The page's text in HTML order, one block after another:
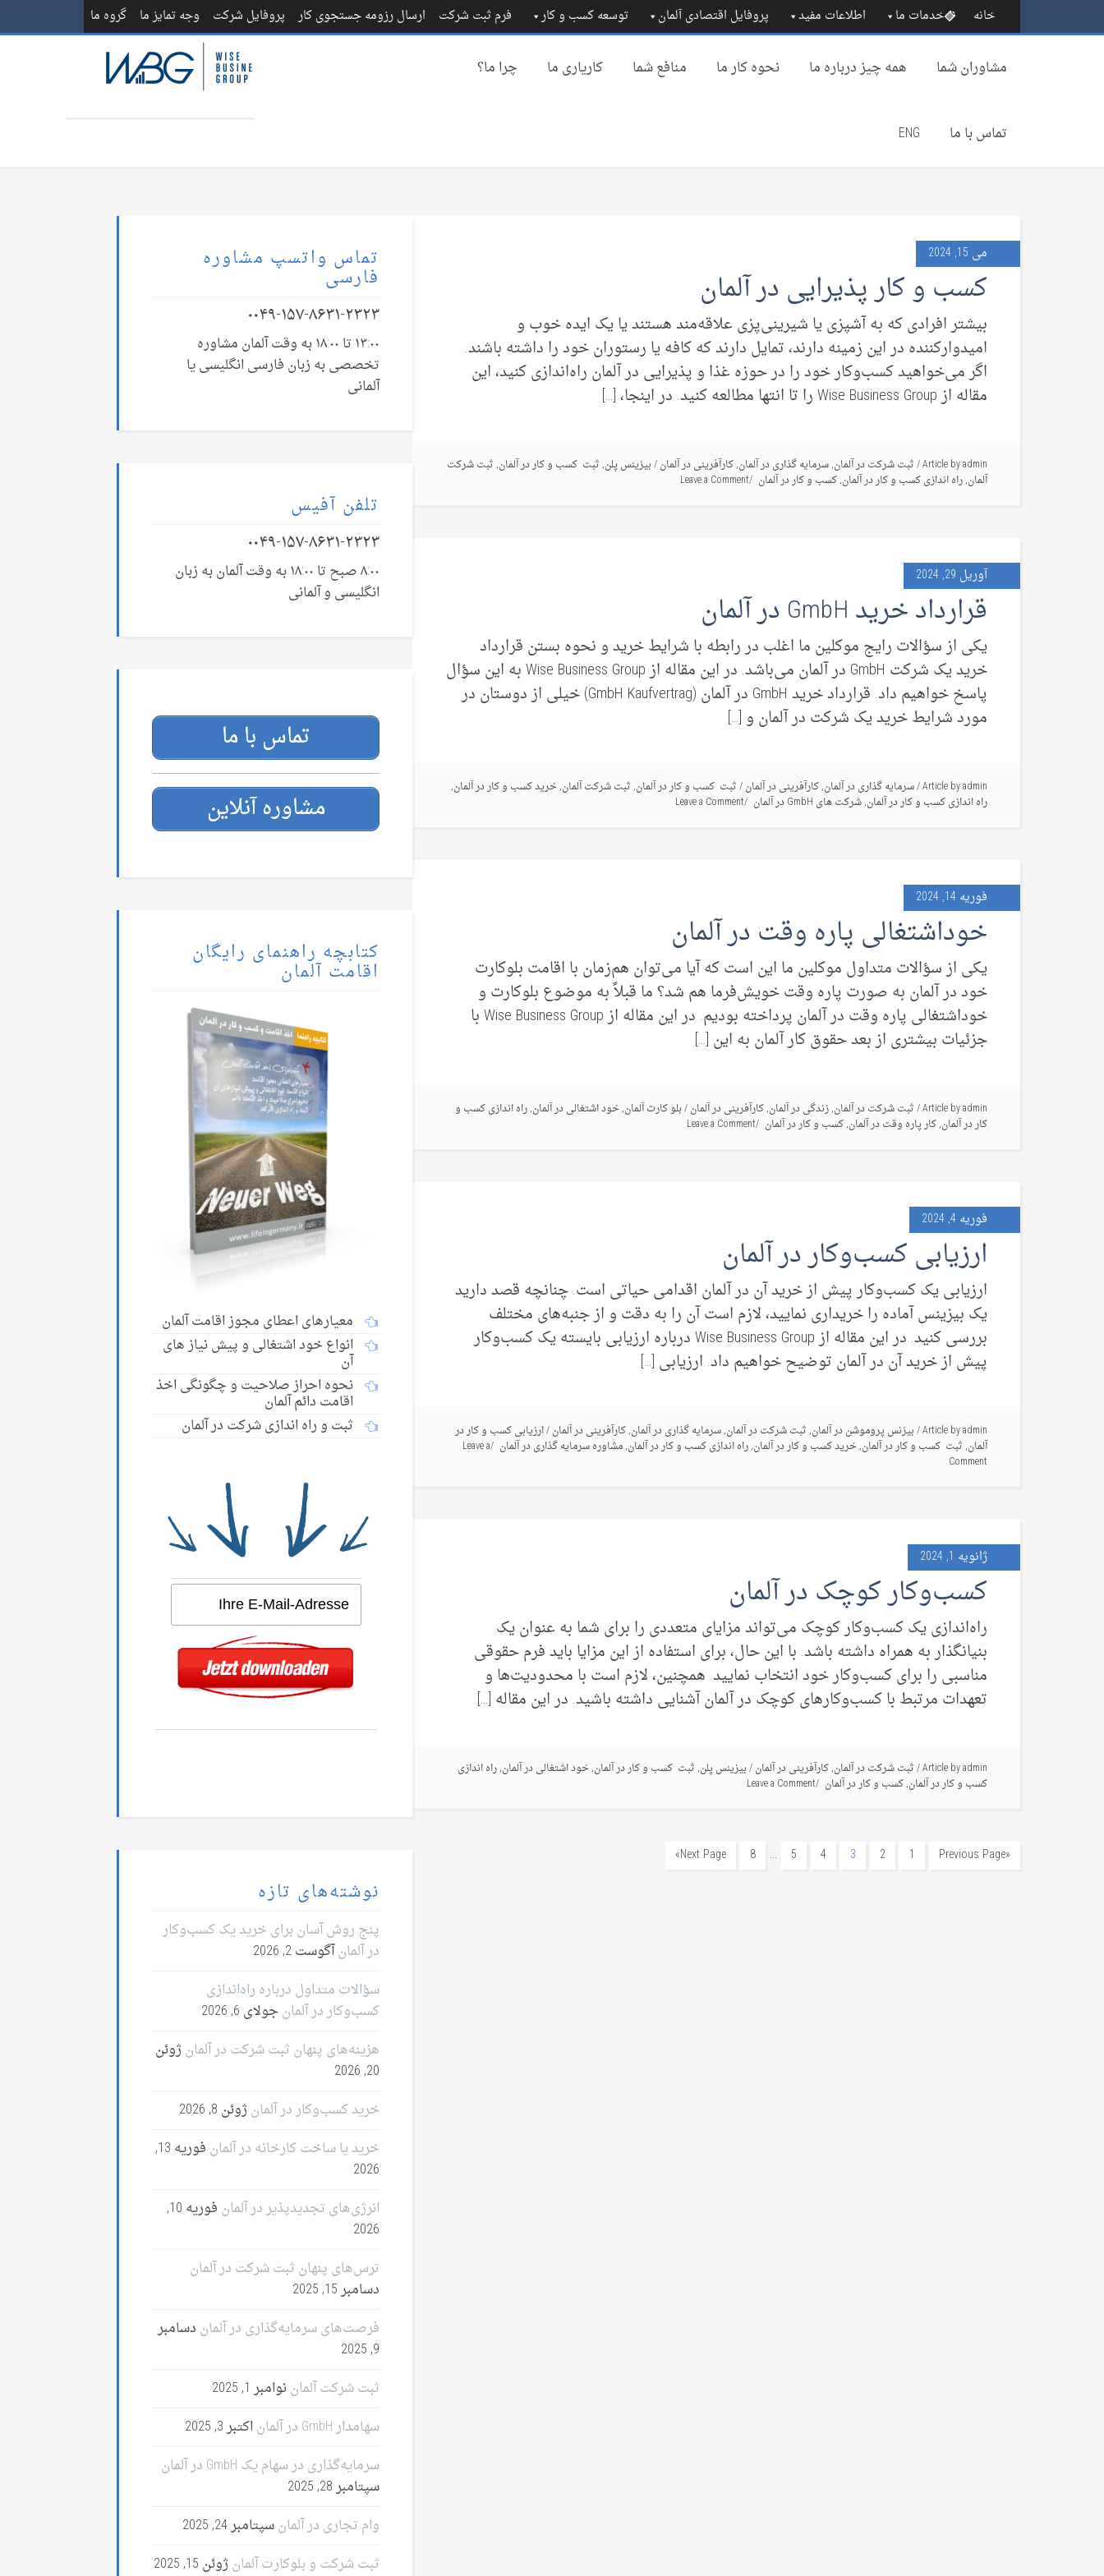
خانه خدمات ما اطلاعات مفید پروفایل اقتصادی آلمان توسعه کسب و کار فرم ثبت شرکت ارسال رزومه جستجوی کار پروفایل شرکت وجه تمایز ما گروه ما
مشاوران شما همه چیز درباره‌ ما نحوه کار ما منافع شما کاریاری ما چرا ما؟
تماس با ما ENG
می 15, 2024
کسب و کار پذیرایی در آلمان
بیشتر افرادی که به آشپزی یا شیرینی‌پزی علاقه‌مند هستند یا یک ایده خوب و
امیدوارکننده در این زمینه دارند، تمایل دارند که کافه یا رستوران خود را داشته باشند.
اگر می‌خواهید کسب‌وکار خود را در حوزه غذا و پذیرایی در آلمان راه‌اندازی کنید، این
مقاله از Wise Business Group را تا انتها مطالعه کنید. در اینجا، […]
Article byadmin
/ثبت شرکت در آلمان,سرمایه گذاری در آلمان,کارآفرینی در آلمان/بیزینس پلن,ثبت کسب و کار در آلمان,ثبت شرکت
آلمان,راه اندازی کسب و کار در آلمان,کسب و کار در آلمان Leave a Comment
آوریل 29, 2024
قرارداد خرید GmbH در آلمان
یکی از سؤالات رایج موکلین ما اغلب در رابطه با شرایط خرید و نحوه بستن قرارداد
خرید یک شرکت GmbH در آلمان می‌باشد. در این مقاله از Wise Business Group به این سؤال
پاسخ خواهیم داد. قرارداد خرید GmbH در آلمان (GmbH Kaufvertrag) خیلی از دوستان در
مورد شرایط خرید یک شرکت در آلمان و […]
Article byadmin
/سرمایه گذاری در آلمان,کارآفرینی در آلمان/ثبت کسب و کار در آلمان,ثبت شرکت آلمان,خرید کسب و کار در آلمان,
راه اندازی کسب و کار در آلمان,شرکت های GmbH در آلمان Leave a Comment
فوریه 14, 2024
خوداشتغالی پاره وقت در آلمان
یکی از سؤالات متداول موکلین ما این است که آیا می‌توان هم‌زمان با اقامت بلوکارت
خود در آلمان به صورت پاره وقت خویش‌فرما هم شد؟ ما قبلاً به موضوع بلوکارت و
خوداشتغالی پاره وقت در آلمان پرداخته بودیم. در این مقاله از Wise Business Group با
جزئیات بیشتری از بعد حقوق کار آلمان به این […]
Article byadmin
/ثبت شرکت در آلمان,زندگی در آلمان,کارآفرینی در آلمان/بلو کارت آلمان,خود اشتغالی در آلمان,راه اندازی کسب و
کار در آلمان,کار پاره وقت در آلمان,کسب و کار در آلمان Leave a Comment
فوریه 4, 2024
ارزیابی کسب‌وکار در آلمان
ارزیابی یک کسب‌وکار پیش از خرید آن در آلمان اقدامی حیاتی است. چنانچه قصد دارید
یک بیزینس آماده را خریداری نمایید، لازم است آن را به دقت و از جنبه‌های مختلف
بررسی کنید. در این مقاله از Wise Business Group درباره ارزیابی بایسته یک کسب‌وکار
پیش از خرید آن در آلمان توضیح خواهیم داد. ارزیابی […]
Article byadmin
/بیزنس پروموشن در آلمان,ثبت شرکت در آلمان,سرمایه گذاری در آلمان,کارآفرینی در آلمان/ارزیابی کسب و کار در
آلمان,ثبت کسب و کار در آلمان,خرید کسب و کار در آلمان,راه اندازی کسب و کار در آلمان,مشاوره سرمایه گذاری در آلمان Leave a
Comment
ژانویه 1, 2024
کسب‌وکار کوچک در آلمان
راه‌اندازی یک کسب‌وکار کوچک می‌تواند مزایای متعددی را برای شما به عنوان یک
بنیانگذار به همراه داشته باشد. با این حال، برای استفاده از این مزایا باید فرم حقوقی
مناسبی را برای کسب‌‌وکار خود انتخاب نمایید. همچنین، لازم است با محدودیت‌ها و
تعهدات مرتبط با کسب‌وکارهای کوچک در آلمان آشنایی داشته باشید. در این مقاله […]
Article byadmin
/ثبت شرکت در آلمان,کارآفرینی در آلمان/بیزینس پلن,ثبت کسب و کار در آلمان,خود اشتغالی در آلمان,راه اندازی
کسب و کار در آلمان,کسب و کار در آلمان Leave a Comment
«Previous Page
1
2
3
4
5
…
8
Next Page»
تماس واتسپ مشاوره
فارسی
۰۰۴۹-۱۵۷-۸۶۳۱-۲۳۲۳
۱۳:۰۰ تا ۱۸:۰۰ به وقت آلمان مشاوره
تخصصی به زبان فارسی انگلیسی یا
آلمانی
تلفن آفیس
۰۰۴۹-۱۵۷-۸۶۳۱-۲۳۲۳
۸:۰۰ صبح تا ۱۸:۰۰ به وقت آلمان به زبان
انگلیسی و آلمانی
تماس با ما
مشاوره آنلاین
کتابچه راهنمای رایگان
اقامت آلمان
معیارهای اعطای مجوز اقامت آلمان
انواع خود اشتغالی و پیش نیاز های
آن
نحوه احراز صلاحیت و چگونگی اخذ
اقامت دائم آلمان
ثبت و راه اندازی شرکت در آلمان
نوشته‌های تازه
پنج روش آسان برای خرید یک کسب‌وکار
در آلمانآگوست 2, 2026
سؤالات متداول درباره راه‌اندازی
کسب‌وکار در آلمان جولای 6, 2026
هزینه‌های پنهان ثبت شرکت در آلمان ژوئن
20, 2026
خرید کسب‌وکار در آلمان ژوئن 8, 2026
خرید یا ساخت کارخانه در آلمان
فوریه 13,
2026
انرژی‌های تجدیدپذیر در آلمان
فوریه 10,
2026
ترس‌های پنهان ثبت شرکت در آلمان
دسامبر 15, 2025
فرصت‌های سرمایه‌گذاری در آلمان دسامبر
9, 2025
ثبت شرکت آلماننوامبر 1, 2025
سهامدار GmbH در آلمان
اکتبر 3, 2025
سرمایه‌گذاری در سهام یک GmbH در آلمان
سپتامبر 28, 2025
وام تجاری در آلمانسپتامبر 24, 2025
ثبت شرکت و بلوکارت آلمان ژوئن 15, 2025